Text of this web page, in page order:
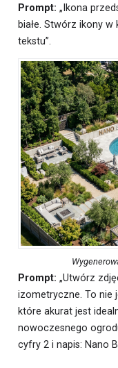
Prompt: „Ikona
białe. Stwórz ikony
tekstu”.
Prompt: „Utwórz
izometryczne. To nie
które akurat jest
nowoczesnego
cyfry 2 i napis: Nano